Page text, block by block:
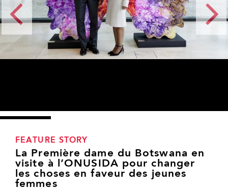
FEATURE STORY
La Première dame du Botswana en
visite à l’ONUSIDA pour changer
les choses en faveur des jeunes
femmes